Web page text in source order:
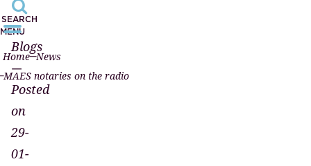
SEARCH
MENU
Home News
MAES notaries on the radio
Blogs
—
Posted
on
29-
01-